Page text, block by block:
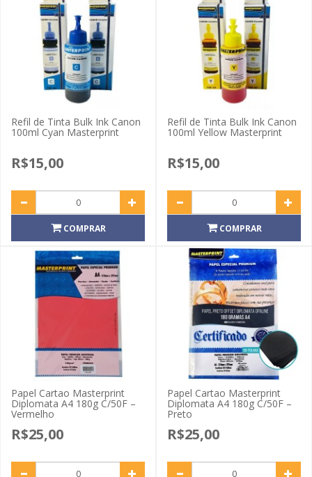
Refil de Tinta Bulk Ink Canon
100ml Cyan Masterprint
R$15,00
COMPRAR
Refil de Tinta Bulk Ink Canon
100ml Yellow Masterprint
R$15,00
COMPRAR
Papel Cartao Masterprint
Diplomata A4 180g C/50F –
Vermelho
R$25,00
Papel Cartao Masterprint
Diplomata A4 180g C/50F –
Preto
R$25,00